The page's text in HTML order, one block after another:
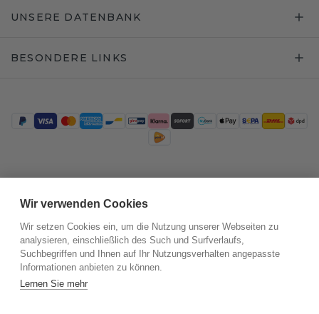
UNSERE DATENBANK
BESONDERE LINKS
Wir verwenden Cookies
Wir setzen Cookies ein, um die Nutzung unserer Webseiten zu
analysieren, einschließlich des Such und Surfverlaufs,
Suchbegriffen und Ihnen auf Ihr Nutzungsverhalten angepasste
Informationen anbieten zu können.
Lernen Sie mehr